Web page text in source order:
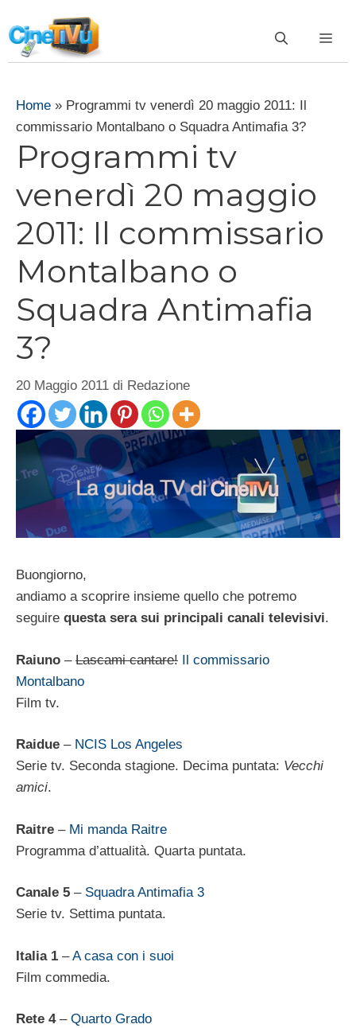
al
contenuto
Home » Programmi tv venerdì 20 maggio 2011: Il
commissario Montalbano o Squadra Antimafia 3?
Programmi tv
venerdì 20 maggio
2011: Il commissario
Montalbano o
Squadra Antimafia
3?
20 Maggio 2011 di Redazione
Buongiorno,
andiamo a scoprire insieme quello che potremo
seguire questa sera sui principali canali televisivi.
Raiuno – Lascami cantare! Il commissario
Montalbano
Film tv.
Raidue – NCIS Los Angeles
Serie tv. Seconda stagione. Decima puntata: Vecchi
amici.
Raitre – Mi manda Raitre
Programma d’attualità. Quarta puntata.
Canale 5 – Squadra Antimafia 3
Serie tv. Settima puntata.
Italia 1 –A casa con i suoi
Film commedia.
Rete 4– Quarto Grado